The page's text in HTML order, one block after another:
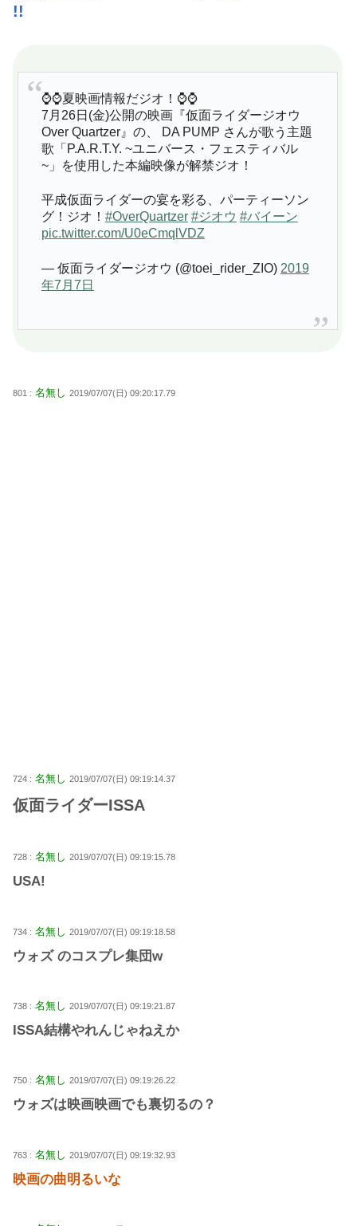
!!
⌚⌚夏映画情報だジオ！⌚⌚
7月26日(金)公開の映画『仮面ライダージオウ
Over Quartzer』の、 DA PUMP さんが歌う主題
歌「P.A.R.T.Y. ~ユニバース・フェスティバル
~」を使用した本編映像が解禁ジオ！
平成仮面ライダーの宴を彩る、パーティーソン
グ！ジオ！ #OverQuartzer #ジオウ #バイーン
pic.twitter.com/U0eCmqlVDZ
— 仮面ライダージオウ (@toei_rider_ZIO) 2019
年7月7日
801 : 名無し 2019/07/07(日) 09:20:17.79
724 : 名無し 2019/07/07(日) 09:19:14.37
仮面ライダーISSA
728 : 名無し 2019/07/07(日) 09:19:15.78
USA!
734 : 名無し 2019/07/07(日) 09:19:18.58
ウォズ のコスプレ集団w
738 : 名無し 2019/07/07(日) 09:19:21.87
ISSA結構やれんじゃねえか
750 : 名無し 2019/07/07(日) 09:19:26.22
ウォズは映画映画でも裏切るの？
763 : 名無し 2019/07/07(日) 09:19:32.93
映画の曲明るいな